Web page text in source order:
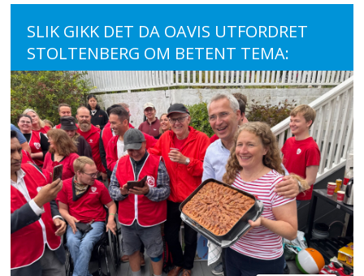
SLIK GIKK DET DA OAVIS UTFORDRET
STOLTENBERG OM BETENT TEMA: